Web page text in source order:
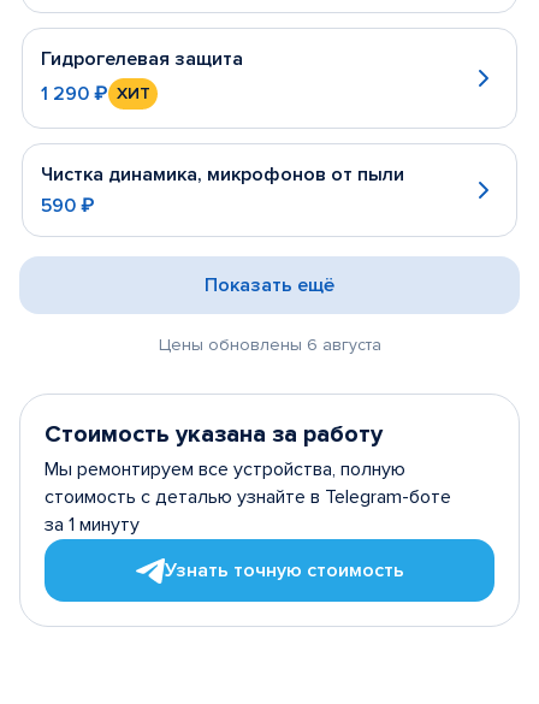
Гидрогелевая защита
1 290 ₽ ХИТ
Чистка динамика, микрофонов от пыли
590 ₽
Цены обновлены 6 августа
Показать ещё
Стоимость указана за работу
Мы ремонтируем все устройства, полную
стоимость с деталью узнайте в Telegram-боте
за 1 минуту
Узнать точную стоимость